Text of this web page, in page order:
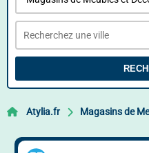
Atylia.fr Magasins de